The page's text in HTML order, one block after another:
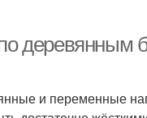
деревянным
и переменные